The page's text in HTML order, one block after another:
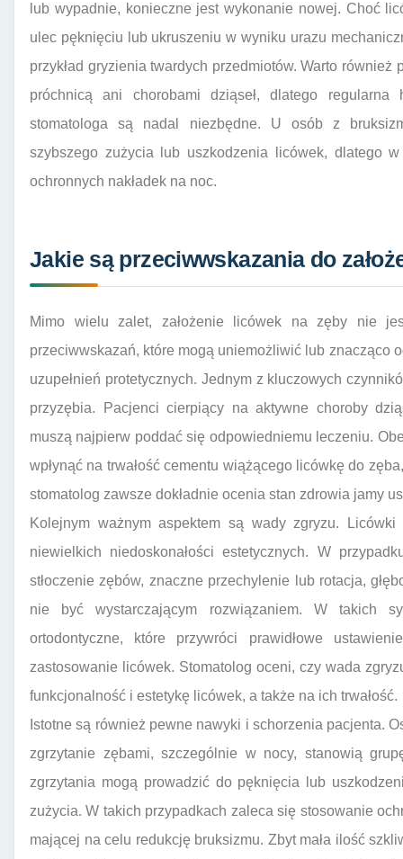
lub wypadnie, konieczne jest wykonanie nowej. Choć
ulec pęknięciu lub ukruszeniu w wyniku urazu
przykład gryzienia twardych przedmiotów. Warto
próchnicą ani chorobami dziąseł, dlatego
stomatologa są nadal niezbędne. U osób z
szybszego zużycia lub uszkodzenia licówek, dlatego
ochronnych nakładek na noc.
Jakie są przeciwwskazania do
Mimo wielu zalet, założenie licówek na zęby nie
przeciwwskazań, które mogą uniemożliwić lub znacząco
uzupełnień protetycznych. Jednym z kluczowych
przyzębia. Pacjenci cierpiący na aktywne choroby
muszą najpierw poddać się odpowiedniemu leczeniu.
wpłynąć na trwałość cementu wiążącego licówkę do
stomatolog zawsze dokładnie ocenia stan zdrowia jamy
Kolejnym ważnym aspektem są wady zgryzu.
niewielkich niedoskonałości estetycznych. W
stłoczenie zębów, znaczne przechylenie lub rotacja,
nie być wystarczającym rozwiązaniem. W takich
ortodontyczne, które przywróci prawidłowe
zastosowanie licówek. Stomatolog oceni, czy wada
funkcjonalność i estetykę licówek, a także na ich trwałość.
Istotne są również pewne nawyki i schorzenia pacjenta.
zgrzytanie zębami, szczególnie w nocy, stanowią
zgrzytania mogą prowadzić do pęknięcia lub
zużycia. W takich przypadkach zaleca się stosowanie
mającej na celu redukcję bruksizmu. Zbyt mała ilość